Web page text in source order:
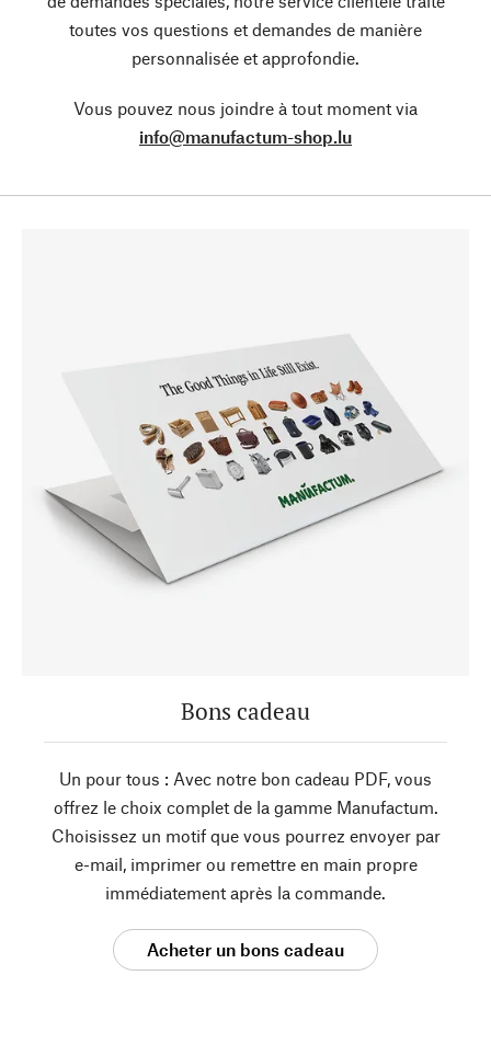
toutes vos questions et demandes de manière
personnalisée et approfondie.
Vous pouvez nous joindre à tout moment via
info@manufactum-shop.lu
Bons cadeau
Un pour tous : Avec notre bon cadeau PDF, vous
offrez le choix complet de la gamme Manufactum.
Choisissez un motif que vous pourrez envoyer par
e-mail, imprimer ou remettre en main propre
immédiatement après la commande.
Acheter un bons cadeau